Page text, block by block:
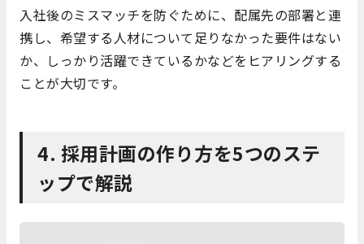
入社後のミスマッチを防ぐために、配属先の部署と連
携し、希望する人材について足りなかった要件はない
か、しっかり活躍できているかなどをヒアリングする
ことが大切です。
4. 採用計画の作り方を5つのステ
ップで解説